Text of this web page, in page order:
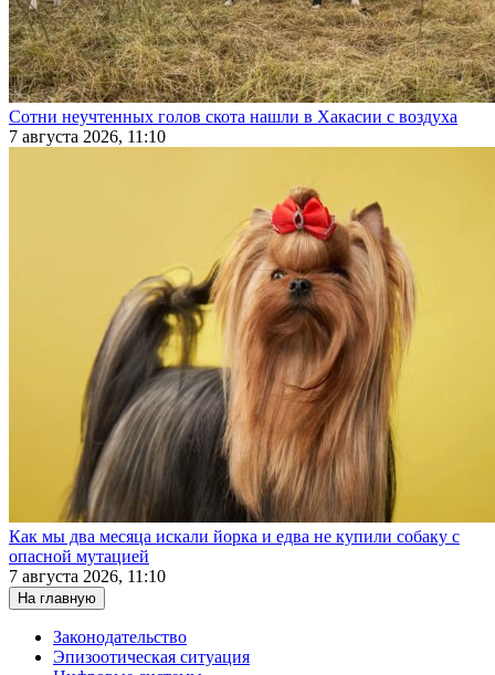
Сотни неучтенных голов скота нашли в Хакасии с воздуха
7 августа 2026, 11:10
Как мы два месяца искали йорка и едва не купили собаку с
опасной мутацией
7 августа 2026, 11:10
На главную
Законодательство
Эпизоотическая ситуация